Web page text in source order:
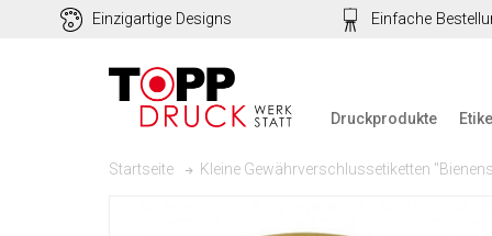
Einzigartige Designs Einfache
Druckprodukte
Startseite Kleine Gewährverschlussetiketten